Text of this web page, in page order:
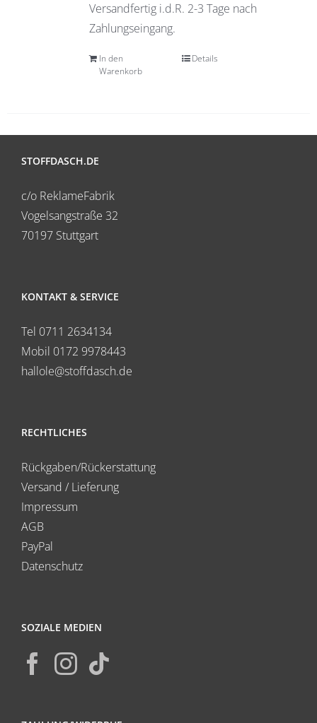
Versandfertig i.d.R. 2-3 Tage nach
Zahlungseingang.
In den
Warenkorb
Details
STOFFDASCH.DE
c/o ReklameFabrik
Vogelsangstraße 32
70197 Stuttgart
KONTAKT & SERVICE
Tel 0711 2634134
Mobil 0172 9978443
hallole@stoffdasch.de
RECHTLICHES
Rückgaben/Rückerstattung
Versand / Lieferung
Impressum
AGB
PayPal
Datenschutz
SOZIALE MEDIEN